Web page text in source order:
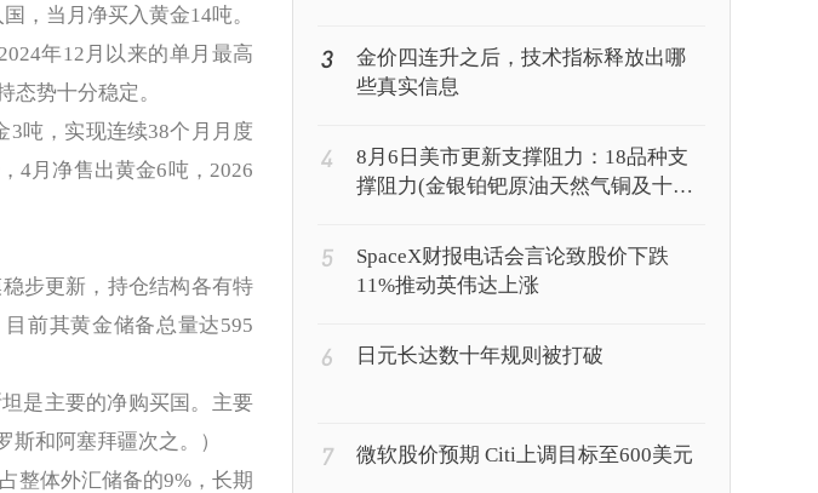
，当月净买入黄金14吨。
年12月以来的单月最高
态势十分稳定。
吨，实现连续38个月月度
4月净售出黄金6吨，2026
步更新，持仓结构各有特
前其黄金储备总量达595
是主要的净购买国。主要
和阿塞拜疆次之。）
体外汇储备的9%，长期
3
金价四连升之后，技术指标释放出哪
些真实信息
4
8月6日美市更新支撑阻力：18品种支
撑阻力(金银铂钯原油天然气铜及十大
5
SpaceX财报电话会言论致股价下跌
11%推动英伟达上涨
6 日元长达数十年规则被打破
7 微软股价预期 Citi上调目标至600美元